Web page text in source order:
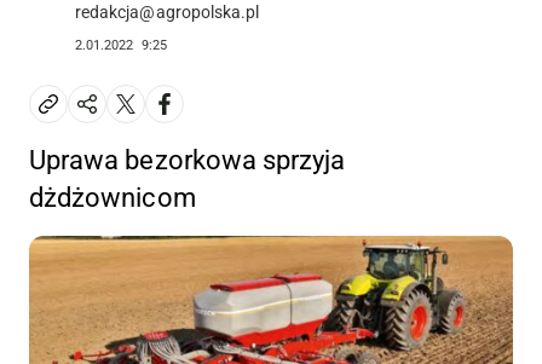
redakcja@agropolska.pl
2.01.2022 9:25
Uprawa bezorkowa sprzyja
dżdżownicom